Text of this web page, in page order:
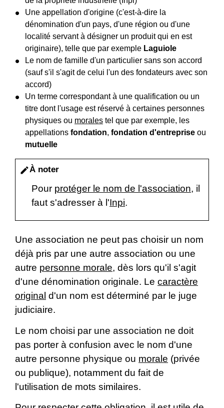
Une appellation d'origine (c'est-à-dire la
dénomination d'un pays, d'une région ou d'une
localité servant à désigner un produit qui en est
originaire), telle que par exemple Laguiole
Le nom de famille d'un particulier sans son accord
(sauf s'il s'agit de celui l'un des fondateurs avec son
accord)
Un terme correspondant à une qualification ou un
titre dont l'usage est réservé à certaines personnes
physiques ou morales tel que par exemple, les
appellations fondation, fondation d'entreprise ou
mutuelle
editÀ noter
Pour protéger le nom de l'association, il
faut s'adresser à l'Inpi.
Une association ne peut pas choisir un nom
déjà pris par une autre association ou une
autre personne morale, dès lors qu'il s'agit
d'une dénomination originale. Le caractère
original d'un nom est déterminé par le juge
judiciaire.
Le nom choisi par une association ne doit
pas porter à confusion avec le nom d'une
autre personne physique ou morale (privée
ou publique), notamment du fait de
l'utilisation de mots similaires.